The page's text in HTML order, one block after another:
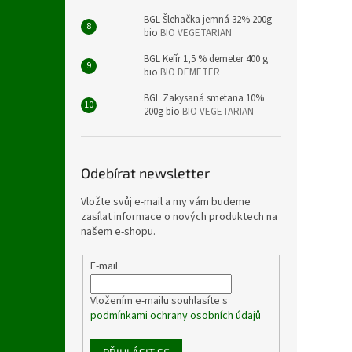
BGL Šlehačka jemná 32% 200g
bio BIO VEGETARIAN
BGL Kefír 1,5 % demeter 400 g
bio BIO DEMETER
BGL Zakysaná smetana 10%
200g bio BIO VEGETARIAN
Odebírat newsletter
Vložte svůj e-mail a my vám budeme
zasílat informace o nových produktech na
našem e-shopu.
E-mail
Vložením e-mailu souhlasíte s
podmínkami ochrany osobních údajů